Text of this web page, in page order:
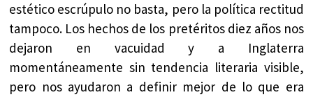
estético escrúpulo no basta, pero la política rectitud
tampoco. Los hechos de los pretéritos diez años nos
dejaron en vacuidad y a Inglaterra
momentáneamente sin tendencia literaria visible,
pero nos ayudaron a definir mejor de lo que era